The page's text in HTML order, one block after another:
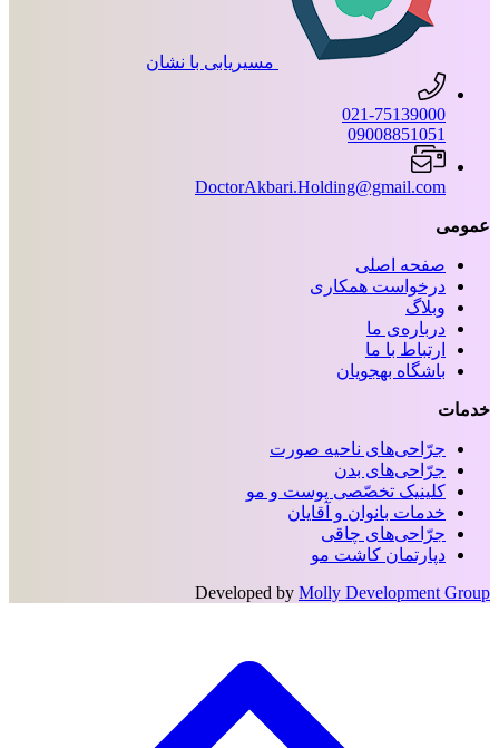
مسیریابی با نشان
021-75139000
09008851051
DoctorAkbari.Holding@gmail.com
عمومی
صفحه اصلی
درخواست همکاری
وبلاگ
درباره‌ی ما
ارتباط با ما
باشگاه بهجویان
خدمات
جرّاحی‌های ناحیه‌ صورت
جرّاحی‌های بدن
کلینیک تخصّصی پوست و مو
خدمات بانوان و آقایان
جرّاحی‌های چاقی
دپارتمان کاشت مو
Developed by Molly Development Group